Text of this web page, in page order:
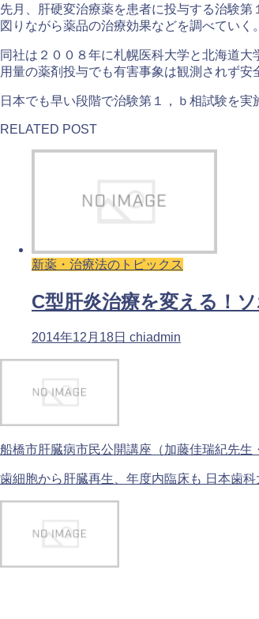
先月、肝硬変治療薬を患者に投与する治験
図りながら薬品の治療効果などを調べていく。
同社は２００８年に札幌医科大学と北海道
用量の薬剤投与でも有害事象は観測されず
日本でも早い段階で治験第１，ｂ相試験を実
RELATED POST
新薬・治療法のトピックス
C型肝炎治療を変える！
2014年12月18日 chiadmin
船橋市肝臓病市民公開講座（加藤佳瑞紀先生
歯細胞から肝臓再生、年度内臨床も 日本歯